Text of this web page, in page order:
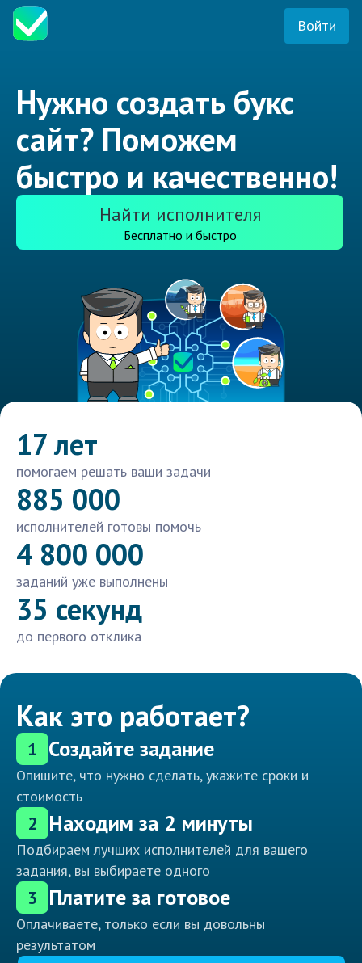
Войти
Нужно создать букс
сайт? Поможем
быстро и качественно!
Найти исполнителя
Бесплатно и быстро
17 лет
помогаем решать ваши задачи
885 000
исполнителей готовы помочь
4 800 000
заданий уже выполнены
35 секунд
до первого отклика
Как это работает?
1 Создайте задание
Опишите, что нужно сделать, укажите сроки и
стоимость
2 Находим за 2 минуты
Подбираем лучших исполнителей для вашего
задания, вы выбираете одного
3 Платите за готовое
Оплачиваете, только если вы довольны
результатом